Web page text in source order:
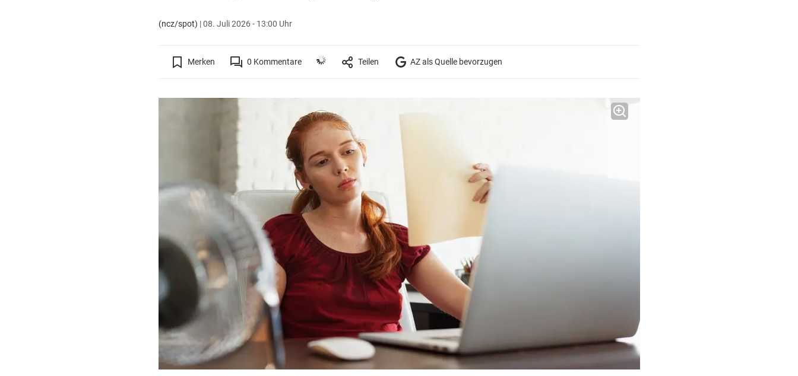
(ncz/spot) |08. Juli 2026 - 13:00 Uhr
Merken 0 Kommentare Teilen AZ als Quelle bevorzugen